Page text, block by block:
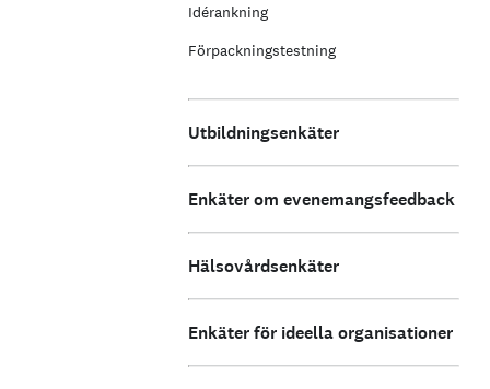
Idérankning
Förpackningstestning
Utbildningsenkäter
Enkäter om evenemangsfeedback
Hälsovårdsenkäter
Enkäter för ideella organisationer